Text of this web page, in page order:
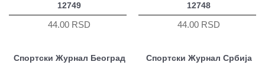
12749
44.00 RSD
12748
44.00 RSD
Спортски Журнал Београд Спортски Журнал Србија